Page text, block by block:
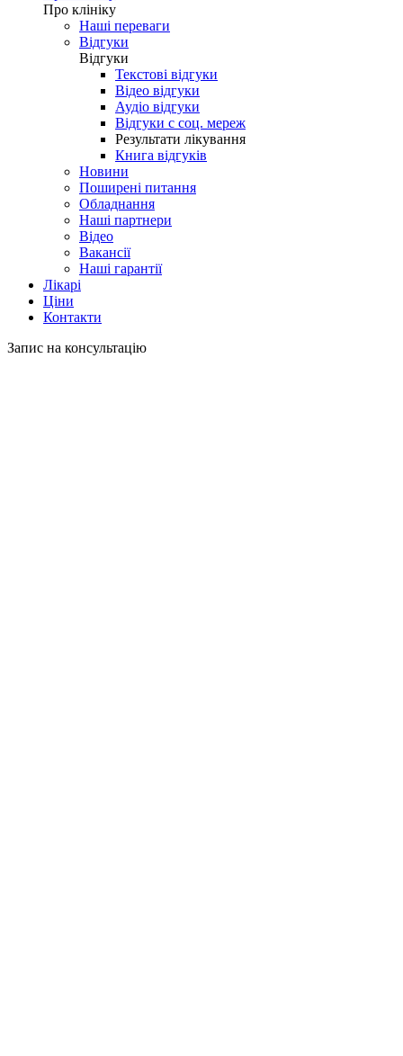
Про клініку
Наші переваги
Відгуки
Відгуки
Текстові відгуки
Відео відгуки
Аудіо відгуки
Відгуки с соц. мереж
Результати лікування
Книга відгуків
Новини
Поширені питання
Обладнання
Наші партнери
Відео
Вакансії
Наші гарантії
Лікарі
Ціни
Контакти
Запис на консультацію